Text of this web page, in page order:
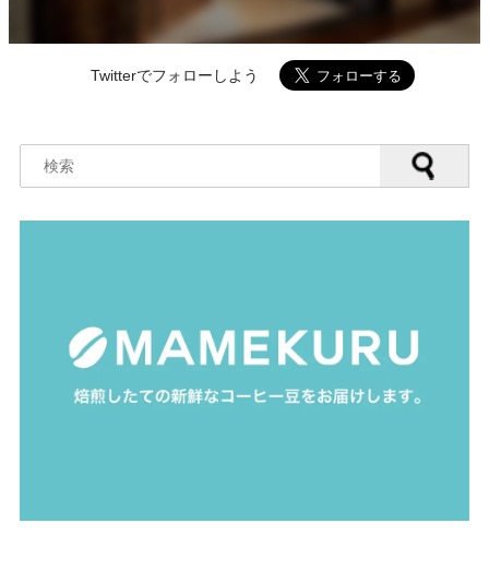
Twitterでフォローしよう